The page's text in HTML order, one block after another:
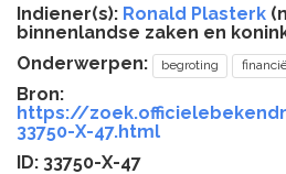
Indiener(s): Ronald Plasterk
binnenlandse zaken en
Onderwerpen:
begroting
Bron:
https://
33750-X-47.html
ID: 33750-X-47